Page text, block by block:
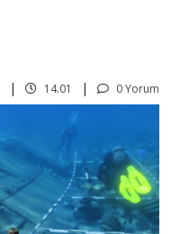
0 Yorum
14.01